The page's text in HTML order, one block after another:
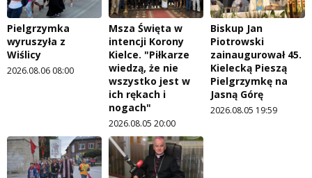
Pielgrzymka
wyruszyła z
Wiślicy
2026.08.06 08:00
Msza Święta w
intencji Korony
Kielce. "Piłkarze
wiedzą, że nie
wszystko jest w
ich rękach i
nogach"
2026.08.05 20:00
Biskup Jan
Piotrowski
zainaugurował 45.
Kielecką Pieszą
Pielgrzymkę na
Jasną Górę
2026.08.05 19:59